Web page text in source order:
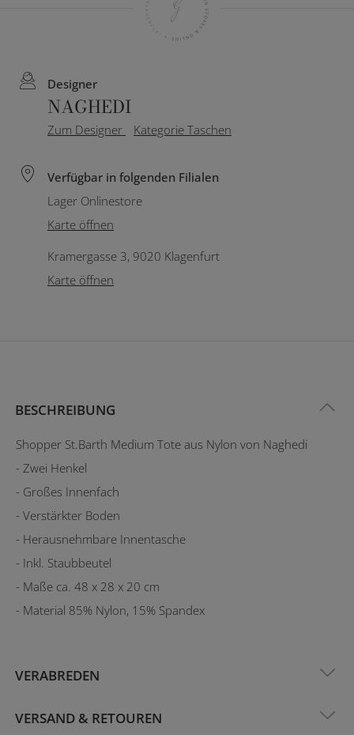
Designer
NAGHEDI
Zum Designer Kategorie Taschen
Verfügbar in folgenden Filialen
Lager Onlinestore
Karte öffnen
Kramergasse 3, 9020 Klagenfurt
Karte öffnen
BESCHREIBUNG
Shopper St.Barth Medium Tote aus Nylon von Naghedi
- Zwei Henkel
- Großes Innenfach
- Verstärkter Boden
- Herausnehmbare Innentasche
- Inkl. Staubbeutel
- Maße ca. 48 x 28 x 20 cm
- Material 85% Nylon, 15% Spandex
VERABREDEN
VERSAND & RETOUREN